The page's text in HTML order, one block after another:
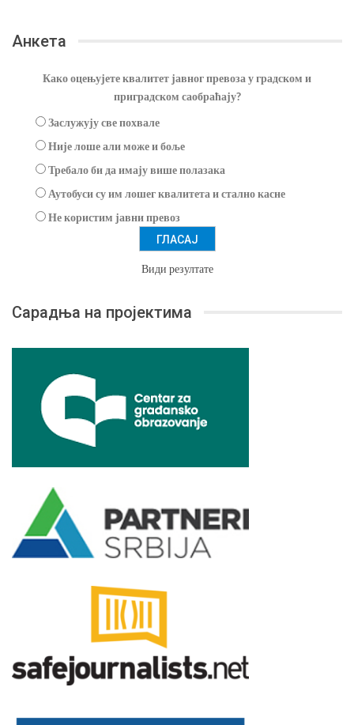
Анкета
Како оцењујете квалитет јавног превоза у градском и
приградском саобраћају?
Заслужују све похвале
Није лоше али може и боље
Требало би да имају више полазака
Аутобуси су им лошег квалитета и стално касне
Не користим јавни превоз
Види резултате
Сарадња на пројектима